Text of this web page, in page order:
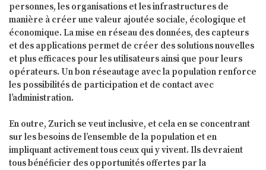
personnes, les organisations et les infrastructures de
manière à créer une valeur ajoutée sociale, écologique et
économique. La mise en réseau des données, des capteurs
et des applications permet de créer des solutions nouvelles
et plus efficaces pour les utilisateurs ainsi que pour leurs
opérateurs. Un bon réseautage avec la population renforce
les possibilités de participation et de contact avec
l’administration.
En outre, Zurich se veut inclusive, et cela en se concentrant
sur les besoins de l’ensemble de la population et en
impliquant activement tous ceux qui y vivent. Ils devraient
tous bénéficier des opportunités offertes par la